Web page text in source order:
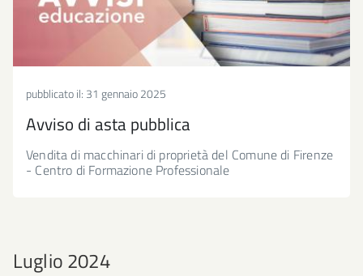
pubblicato il: 31 gennaio 2025
Avviso di asta pubblica
Vendita di macchinari di proprietà del Comune di Firenze
- Centro di Formazione Professionale
Luglio 2024